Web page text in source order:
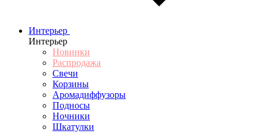
Интерьер
Интерьер
Новинки
Распродажа
Свечи
Корзины
Аромадиффузоры
Подносы
Ночники
Шкатулки